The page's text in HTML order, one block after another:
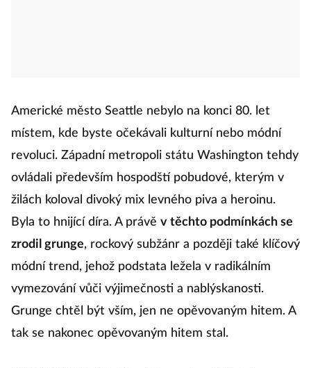
Americké město Seattle nebylo na konci 80. let
místem, kde byste očekávali kulturní nebo módní
revoluci. Západní metropoli státu Washington tehdy
ovládali především hospodští pobudové, kterým v
žilách koloval divoký mix levného piva a heroinu.
Byla to hnijící díra. A právě v těchto podmínkách se
zrodil grunge, rockový subžánr a později také klíčový
módní trend, jehož podstata ležela v radikálním
vymezování vůči výjimečnosti a nablýskanosti.
Grunge chtěl být vším, jen ne opěvovaným hitem. A
tak se nakonec opěvovaným hitem stal.